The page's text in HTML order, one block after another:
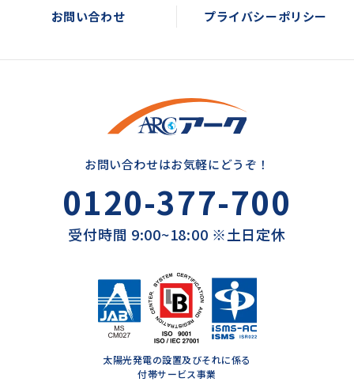
お問い合わせ プライバシーポリシー
お問い合わせはお気軽にどうぞ！
0120-377-700
受付時間 9:00~18:00 ※土日定休
太陽光発電の設置及びそれに係る
付帯サービス事業